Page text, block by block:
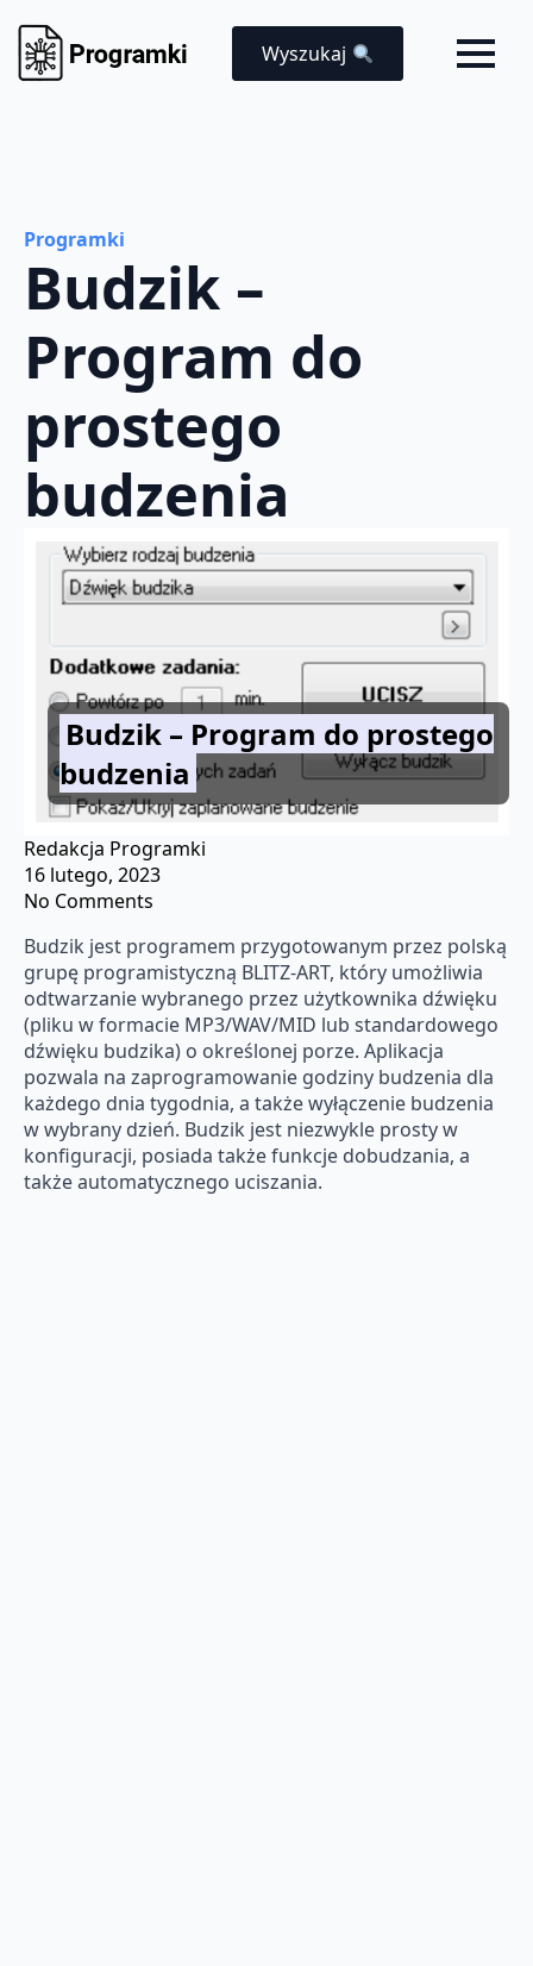
Wyszukaj
Programki
Budzik –
Program do
prostego
budzenia
Budzik – Program do prostego
budzenia
Redakcja Programki
16 lutego, 2023
No Comments
Budzik jest programem przygotowanym przez polską
grupę programistyczną BLITZ-ART, który umożliwia
odtwarzanie wybranego przez użytkownika dźwięku
(pliku w formacie MP3/WAV/MID lub standardowego
dźwięku budzika) o określonej porze. Aplikacja
pozwala na zaprogramowanie godziny budzenia dla
każdego dnia tygodnia, a także wyłączenie budzenia
w wybrany dzień. Budzik jest niezwykle prosty w
konfiguracji, posiada także funkcje dobudzania, a
także automatycznego uciszania.